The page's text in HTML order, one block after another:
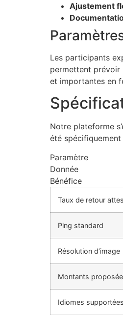
Ajustement
Les participants
permettent prévoir
et importantes en
Notre plateforme
été
Paramètre
Donnée
Bénéfice
Taux de retour
Ping standard
Résolution d’image
Montants
Idiomes supportées